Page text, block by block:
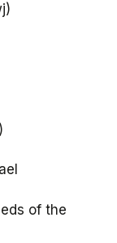
of the